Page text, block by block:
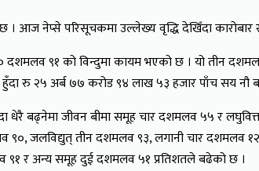
आज नेप्से परिसूचकमा उल्लेख्य वृद्धि देखिँदा कारोबार
९१ को विन्दुमा कायम भएको छ । यो तीन दशमलव
रु २५ अर्ब ७७ करोड ९४ लाख ५३ हजार पाँच सय नौ
धेरै बढ्नेमा जीवन बीमा समूह चार दशमलव ५५ र
९०, जलविद्युत् तीन दशमलव ९३, लगानी चार
९१ र अन्य समूह दुई दशमलव ५१ प्रतिशतले बढेको छ ।